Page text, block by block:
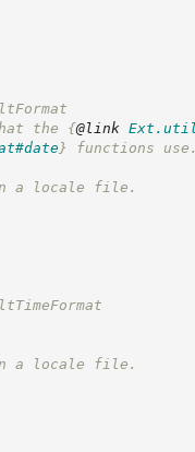
the {@link
} functions
a locale file.
a locale file.